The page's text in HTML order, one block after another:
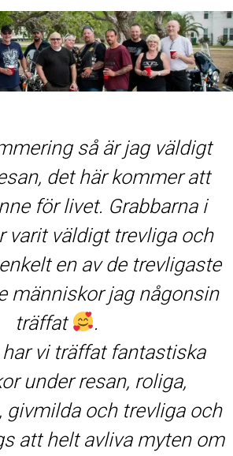
fantastisk tur i Arizona,
dessa reskamrater och
har haft det underbart, vi
haft fantastiska turer, bott
upplevt kanonkvällar,
motorcyklar, och
hämta motorcyklarna
Stubbs. Jag har nu
reda ut de kommande
lägga dom närmast
Jag har länge velat gjort